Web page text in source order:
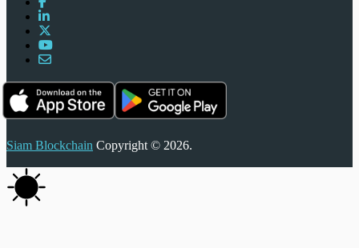
Siam Blockchain Copyright © 2026.